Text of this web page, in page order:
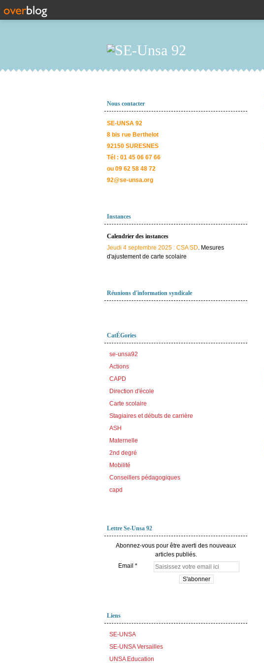
Nous contacter
SE-UNSA 92
8 bis rue Berthelot
92150 SURESNES
Tél : 01 45 06 67 66
ou 09 62 58 48 72
92@se-unsa.org
Instances
Calendrier des instances
Jeudi 4 septembre 2025 : CSA SD. Mesures
d'ajustement de carte scolaire
Réunions d'information syndicale
CatÉGories
se-unsa92
Actions
CAPD
Direction d'école
Carte scolaire
Stagiaires et débuts de carrière
ASH
Maternelle
2nd degré
Mobilité
Conseillers pédagogiques
capd
Lettre Se-Unsa 92
Abonnez-vous pour être averti des nouveaux
articles publiés.
Email
Liens
SE-UNSA
SE-UNSA Versailles
UNSA Education